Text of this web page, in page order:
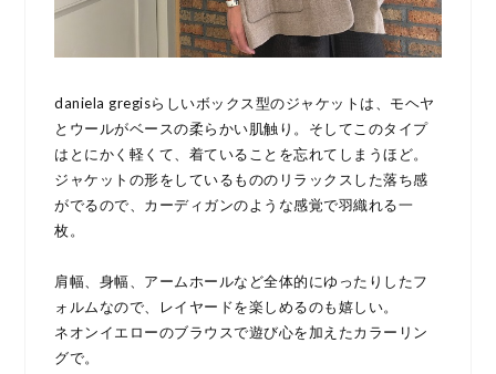
daniela gregisらしいボックス型のジャケットは、モヘヤ
とウールがベースの柔らかい肌触り。そしてこのタイプ
はとにかく軽くて、着ていることを忘れてしまうほど。
ジャケットの形をしているもののリラックスした落ち感
がでるので、カーディガンのような感覚で羽織れる一
枚。
肩幅、身幅、アームホールなど全体的にゆったりしたフ
ォルムなので、レイヤードを楽しめるのも嬉しい。
ネオンイエローのブラウスで遊び心を加えたカラーリン
グで。